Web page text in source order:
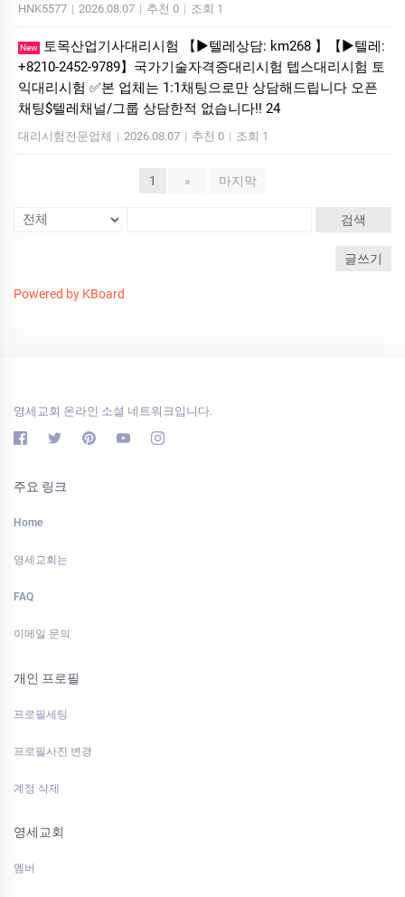
HNK5577 | 2026.08.07 | 추천 0 | 조회 1
New
토목산업기사대리시험 【▶텔레상담: km268 】【▶텔레:
+8210-2452-9789】국가기술자격증대리시험 텝스대리시험 토
익대리시험 ✅본 업체는 1:1채팅으로만 상담해드립니다 오픈
채팅$텔레채널/그룹 상담한적 없습니다!! 24
대리시험전문업체 | 2026.08.07 | 추천 0 | 조회 1
1 » 마지막
검색
글쓰기
Powered by KBoard
영세교회 온라인 소셜 네트워크입니다.
주요 링크
Home
영세교회는
FAQ
이메일 문의
개인 프로필
프로필세팅
프로필사진 변경
계정 삭제
영세교회
멤버